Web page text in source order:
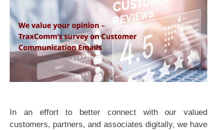
In an effort to better connect with our valued
customers, partners, and associates digitally, we have